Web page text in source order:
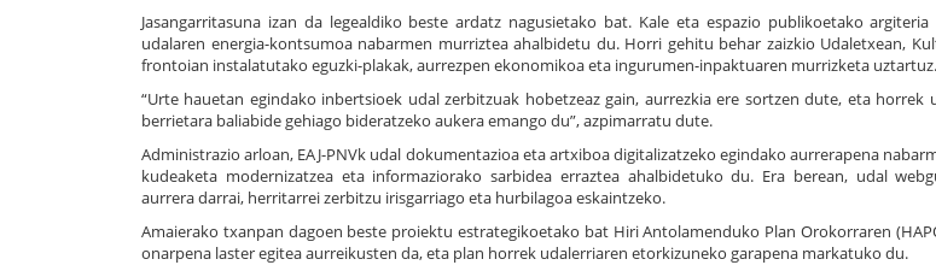
Jasangarritasuna izan da legealdiko beste ardatz nagusietako bat. Kale eta espazio publikoetako
udalaren energia-kontsumoa nabarmen murriztea ahalbidetu du. Horri gehitu behar zaizkio Udaletxean,
frontoian instalatutako eguzki-plakak, aurrezpen ekonomikoa eta ingurumen-inpaktuaren murrizketa uztartuz.
“Urte hauetan egindako inbertsioek udal zerbitzuak hobetzeaz gain, aurrezkia ere sortzen dute, eta horrek
berrietara baliabide gehiago bideratzeko aukera emango du”, azpimarratu dute.
Administrazio arloan, EAJ-PNVk udal dokumentazioa eta artxiboa digitalizatzeko egindako aurrerapena
kudeaketa modernizatzea eta informaziorako sarbidea erraztea ahalbidetuko du. Era berean, udal
aurrera darrai, herritarrei zerbitzu irisgarriago eta hurbilagoa eskaintzeko.
Amaierako txanpan dagoen beste proiektu estrategikoetako bat Hiri Antolamenduko Plan Orokorraren
onarpena laster egitea aurreikusten da, eta plan horrek udalerriaren etorkizuneko garapena markatuko du.